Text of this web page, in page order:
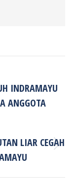
INDRAMAYU
ANGGOTA
LIAR CEGAH